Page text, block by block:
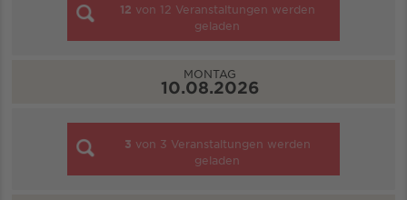
12 von 12 Veranstaltungen werden
geladen
MONTAG
10.08.2026
3 von 3 Veranstaltungen werden
geladen